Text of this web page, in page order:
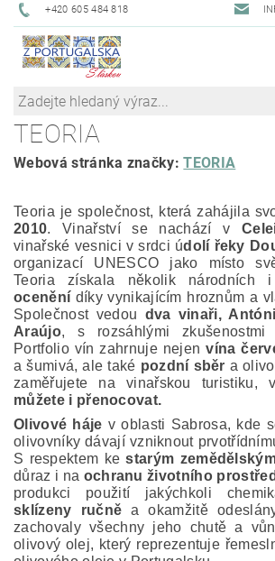
+420 605 484 818
TEORIA
Webová stránka značky:TEORIA
Teoria je společnost, která zahájila
2010. Vinařství se nachází v
vinařské vesnici v srdci údolí řeky
organizací UNESCO jako místo
Teoria získala několik národních
ocenění díky vynikajícím hroznům a
Společnost vedou dva vinaři,
Araújo, s rozsáhlými
Portfolio vín zahrnuje nejenvína
a šumivá, ale také pozdní sběr a
zaměřujete na vinařskou turistiku,
můžete i přenocovat.
Olivové háje v oblasti Sabrosa, kde
olivovníky dávají vzniknout
S respektem kestarým
důraz i na ochranu životního
produkci použití jakýchkoli
sklízeny ručně a okamžitě
zachovaly všechny jeho chutě a
olivový olej, který reprezentuje